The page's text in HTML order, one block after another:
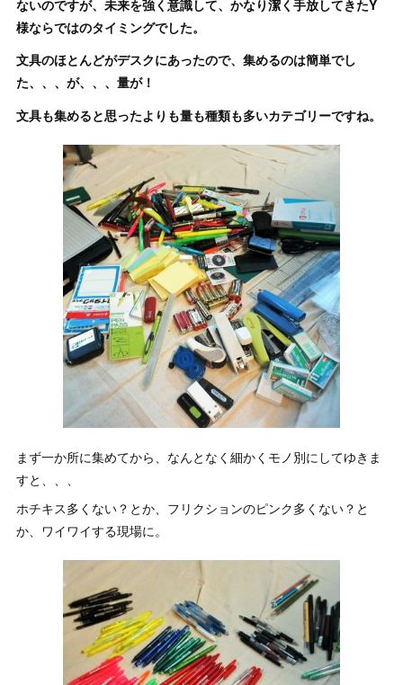
ないのですが、未来を強く意識して、かなり潔く手放してきたY
様ならではのタイミングでした。
文具のほとんどがデスクにあったので、集めるのは簡単でし
た、、、が、、、量が！
文具も集めると思ったよりも量も種類も多いカテゴリーですね。
まず一か所に集めてから、なんとなく細かくモノ別にしてゆきま
すと、、、
ホチキス多くない？とか、フリクションのピンク多くない？と
か、ワイワイする現場に。